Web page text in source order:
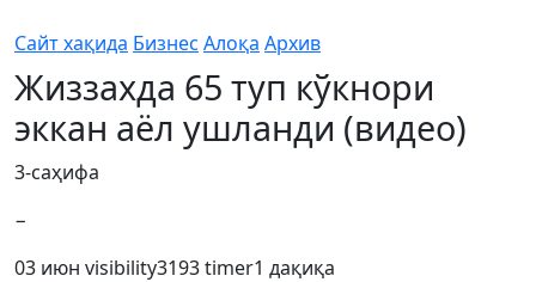
Сайт хақида Бизнес Алоқа Архив
Жиззахда 65 туп кўкнори
эккан аёл ушланди (видео)
3-саҳифа
−
03 июн visibility3193timer1 дақиқа